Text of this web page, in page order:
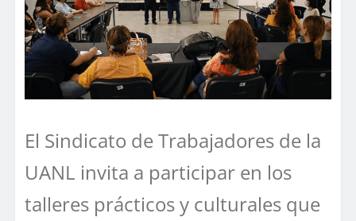
El Sindicato de Trabajadores de la
UANL invita a participar en los
talleres prácticos y culturales que